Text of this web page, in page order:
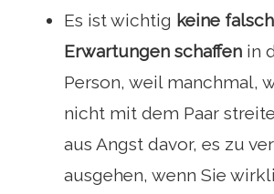
Es ist wichtig keine
Erwartungen schaffen in
Person, weil manchmal,
nicht mit dem Paar
aus Angst davor, es zu
ausgehen, wenn Sie